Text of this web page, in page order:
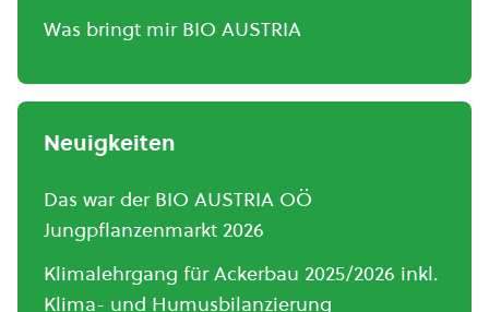
Was bringt mir BIO AUSTRIA
Neuigkeiten
Das war der BIO AUSTRIA OÖ
Jungpflanzenmarkt 2026
Klimalehrgang für Ackerbau 2025/2026 inkl.
Klima- und Humusbilanzierung